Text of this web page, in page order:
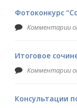
Фотоконкурс
Комментарии
Итоговое
Комментарии
Консультации